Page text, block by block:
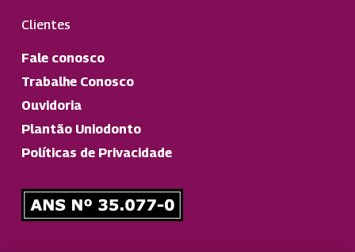
Clientes
Fale conosco
Trabalhe Conosco
Ouvidoria
Plantão Uniodonto
Políticas de Privacidade